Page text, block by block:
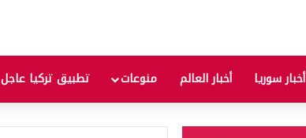
أخبار سوريا أخبار العالم منوعات تطبيق تركيا عاجل